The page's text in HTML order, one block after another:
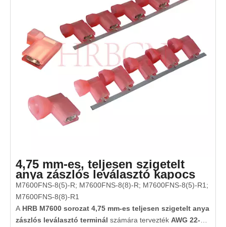
4,75 mm-es, teljesen szigetelt
anya zászlós leválasztó kapocs
(AWG 22-18)
M7600FNS-8(5)-R; M7600FNS-8(8)-R; M7600FNS-8(5)-R1;
M7600FNS-8(8)-R1
A HRB M7600 sorozat 4,75 mm-es teljesen szigetelt anya
zászlós leválasztó terminál számára tervezték AWG 22-18